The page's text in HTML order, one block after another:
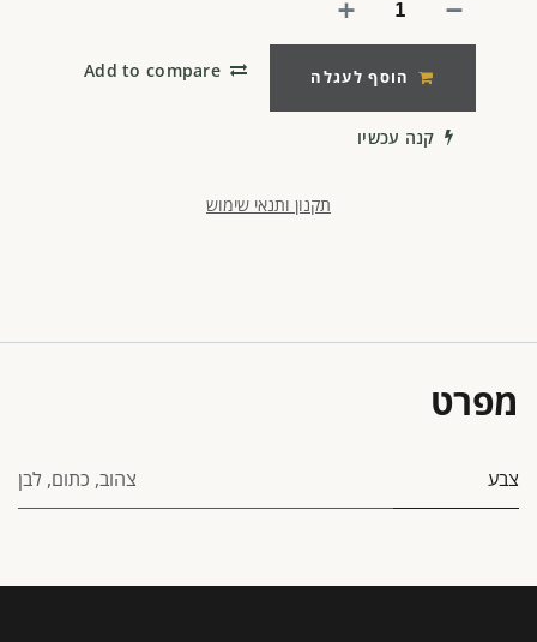
הוסף לעגלה
קנה עכשיו
Add to compare
תקנון ותנאי שימוש
מפרט
צבע צהוב, כתום, לבן